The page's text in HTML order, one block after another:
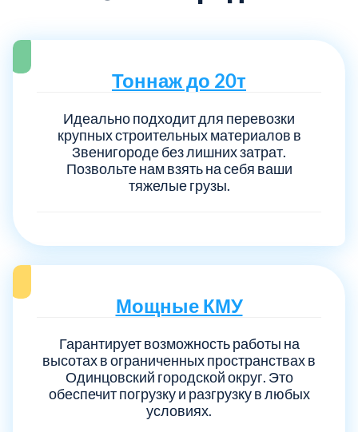
Тоннаж до 20т
Идеально подходит для перевозки
крупных строительных материалов в
Звенигороде без лишних затрат.
Позвольте нам взять на себя ваши
тяжелые грузы.
Мощные КМУ
Гарантирует возможность работы на
высотах в ограниченных пространствах в
Одинцовский городской округ. Это
обеспечит погрузку и разгрузку в любых
условиях.